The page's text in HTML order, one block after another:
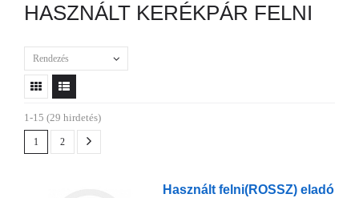
HASZNÁLT KERÉKPÁR FELNI
Rendezés
1-15 (29 hirdetés)
1 2
Használt felni(ROSSZ) eladó